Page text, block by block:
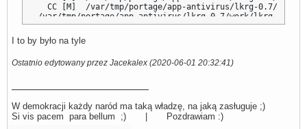
I to by było na tyle
Ostatnio edytowany przez Jacekalex (2020-06-01 20:32:41)
W demokracji każdy naród ma taką władzę, na jaką zasługuje ;)
Si vis pacem para bellum ;) | Pozdrawiam :)